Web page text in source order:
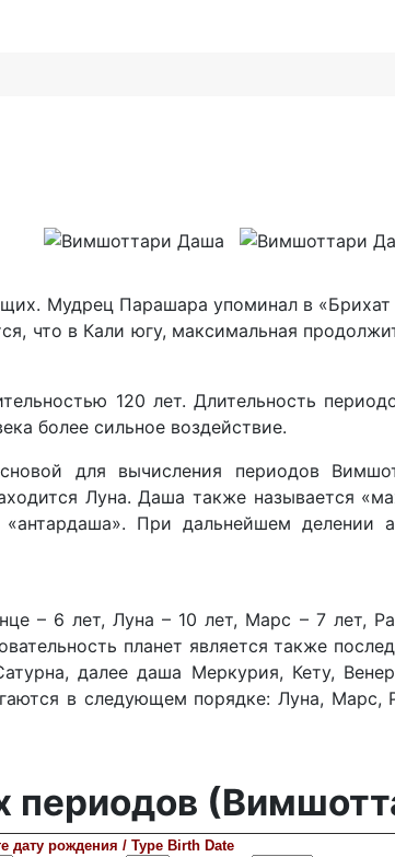
Мудрец Парашара упоминал в
что в Кали югу, максимальная
120 лет. Длительность
более сильное воздействие.
для вычисления периодов
Луна. Даша также называется
При дальнейшем делении
– 6 лет, Луна – 10 лет, Марс – 7 лет,
планет является также
далее даша Меркурия, Кету,
в следующем порядке: Луна, Марс,
периодов
дату рождения / Type Birth Date